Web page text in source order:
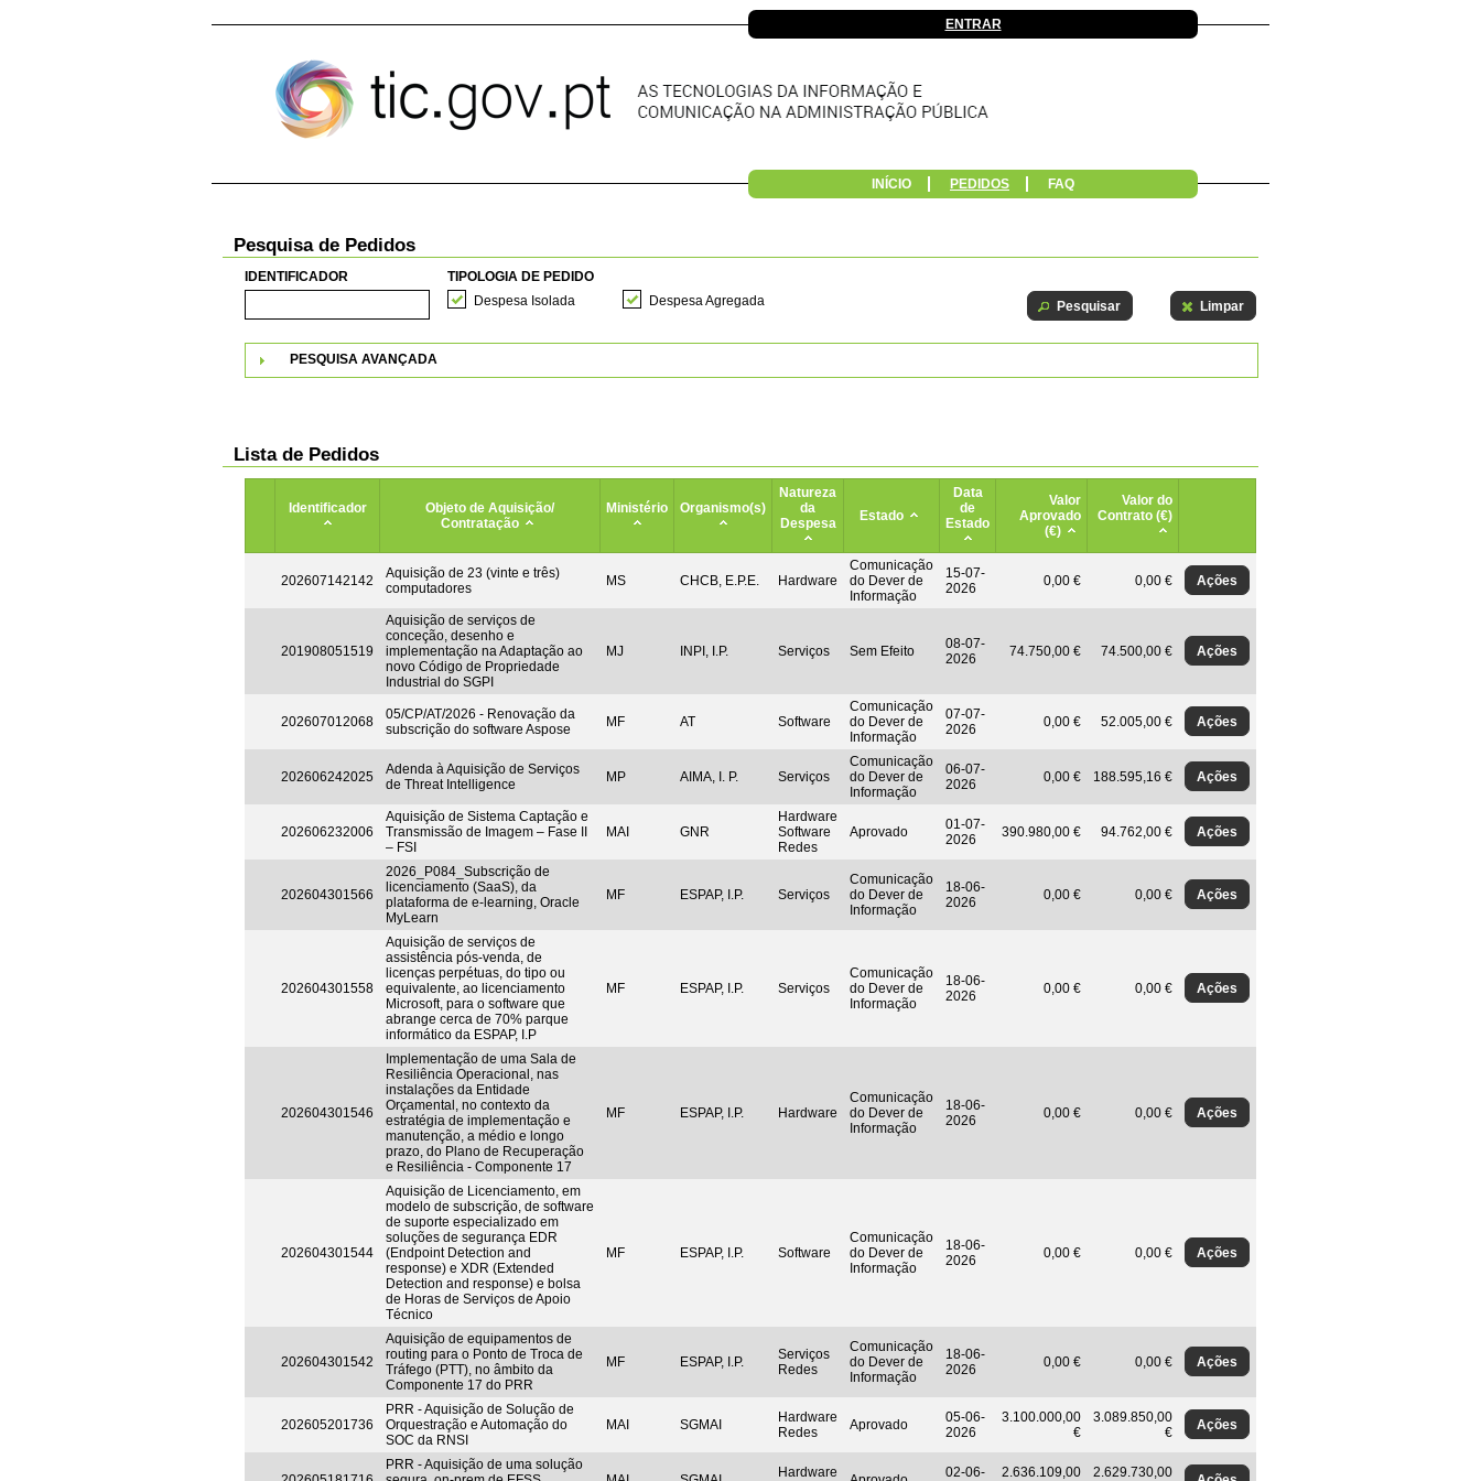
ENTRAR
INÍCIO PEDIDOS FAQ
Pesquisa de Pedidos
IDENTIFICADOR
TIPOLOGIA DE PEDIDO
Despesa Isolada
Despesa Agregada Pesquisar Limpar
PESQUISA AVANÇADA
Lista de Pedidos
Identificador
Objeto de Aquisição/
Contratação
Ministério Organismo(s)
Natureza
da
Despesa
Estado
Data
de
Estado
Valor
Aprovado
(€)
Valor do
Contrato (€)
202607142142
Aquisição de 23 (vinte e três)
computadores
MS CHCB, E.P.E. Hardware
Comunicação
do Dever de
Informação
15-07-
2026
0,00 € 0,00 € Ações
201908051519
Aquisição de serviços de
conceção, desenho e
implementação na Adaptação ao
novo Código de Propriedade
Industrial do SGPI
MJ INPI, I.P. Serviços Sem Efeito
08-07-
2026
74.750,00 € 74.500,00 € Ações
202607012068
05/CP/AT/2026 - Renovação da
subscrição do software Aspose
MF AT Software
Comunicação
do Dever de
Informação
07-07-
2026
0,00 € 52.005,00 € Ações
202606242025
Adenda à Aquisição de Serviços
de Threat Intelligence
MP AIMA, I. P. Serviços
Comunicação
do Dever de
Informação
06-07-
2026
0,00 € 188.595,16 € Ações
202606232006
Aquisição de Sistema Captação e
Transmissão de Imagem – Fase II
– FSI
MAI GNR
Hardware
Software
Redes
Aprovado
01-07-
2026
390.980,00 € 94.762,00 € Ações
202604301566
2026_P084_Subscrição de
licenciamento (SaaS), da
plataforma de e-learning, Oracle
MyLearn
MF ESPAP, I.P. Serviços
Comunicação
do Dever de
Informação
18-06-
2026
0,00 € 0,00 € Ações
202604301558
Aquisição de serviços de
assistência pós-venda, de
licenças perpétuas, do tipo ou
equivalente, ao licenciamento
Microsoft, para o software que
abrange cerca de 70% parque
informático da ESPAP, I.P
MF ESPAP, I.P. Serviços
Comunicação
do Dever de
Informação
18-06-
2026
0,00 € 0,00 € Ações
202604301546
Implementação de uma Sala de
Resiliência Operacional, nas
instalações da Entidade
Orçamental, no contexto da
estratégia de implementação e
manutenção, a médio e longo
prazo, do Plano de Recuperação
e Resiliência - Componente 17
MF ESPAP, I.P. Hardware
Comunicação
do Dever de
Informação
18-06-
2026
0,00 € 0,00 € Ações
202604301544
Aquisição de Licenciamento, em
modelo de subscrição, de software
de suporte especializado em
soluções de segurança EDR
(Endpoint Detection and
response) e XDR (Extended
Detection and response) e bolsa
de Horas de Serviços de Apoio
Técnico
MF ESPAP, I.P. Software
Comunicação
do Dever de
Informação
18-06-
2026
0,00 € 0,00 € Ações
202604301542
Aquisição de equipamentos de
routing para o Ponto de Troca de
Tráfego (PTT), no âmbito da
Componente 17 do PRR
MF ESPAP, I.P.
Serviços
Redes
Comunicação
do Dever de
Informação
18-06-
2026
0,00 € 0,00 € Ações
202605201736
PRR - Aquisição de Solução de
Orquestração e Automação do
SOC da RNSI
MAI SGMAI
Hardware
Redes
Aprovado
05-06-
2026
3.100.000,00
€
3.089.850,00
€
Ações
PRR - Aquisição de uma solução
Hardware
02-06-
2.636.109,00
2.629.730,00